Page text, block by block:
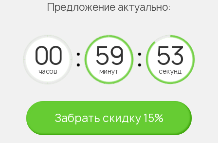
Предложение актуально:
часов минут секунд
Забрать скидку 15%